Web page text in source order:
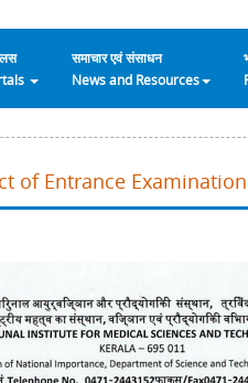
समाचार एवं संसाधन
News and Resources
of Entrance